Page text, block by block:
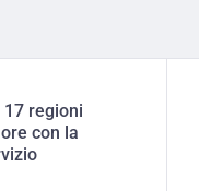
regioni
con la